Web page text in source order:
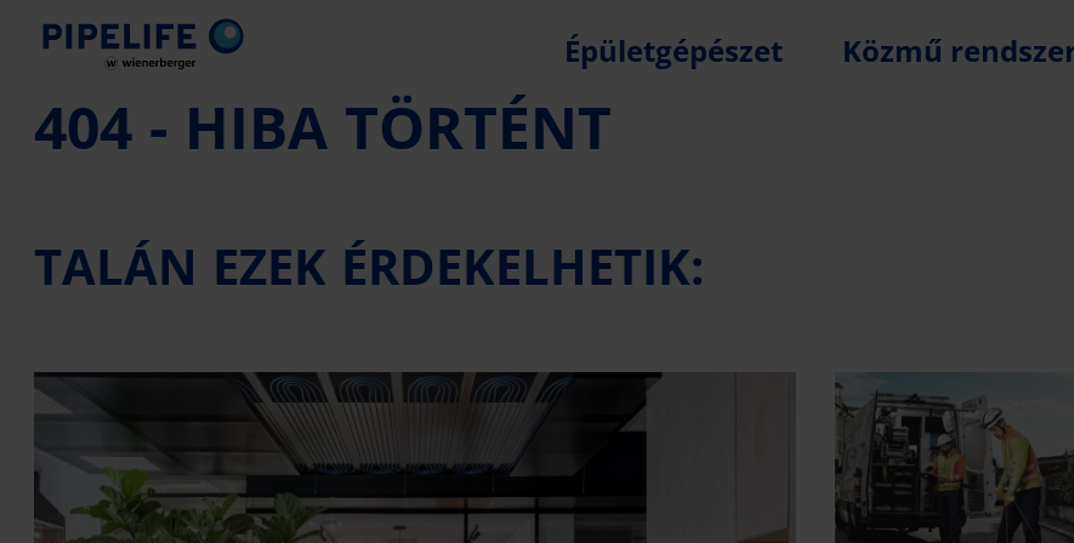
Épületgépészet Közmű
404 - HIBA TÖRTÉNT
TALÁN EZEK ÉRDEKELHETIK: